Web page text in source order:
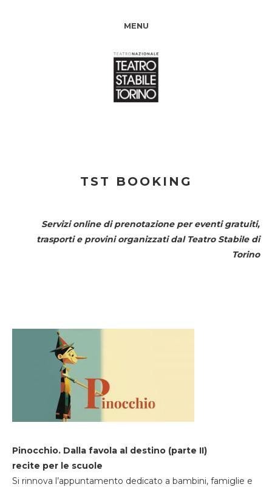
MENU
TST BOOKING
Servizi online di prenotazione per eventi gratuiti,
trasporti e provini organizzati dal Teatro Stabile di
Torino
Pinocchio. Dalla favola al destino (parte II)
recite per le scuole
Si rinnova l’appuntamento dedicato a bambini, famiglie e